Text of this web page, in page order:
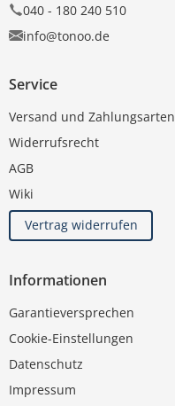
040 - 180 240 510
info@tonoo.de
Service
Versand und Zahlungsarten
Widerrufsrecht
AGB
Wiki
Vertrag widerrufen
Informationen
Garantieversprechen
Cookie-Einstellungen
Datenschutz
Impressum